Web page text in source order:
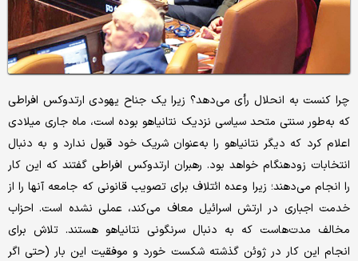
چرا کنست به انحلال رأی می‌دهد؟ زیرا یک جناح یهودی ارتدوکس افراطی
که به‌طور سنتی متحد سیاسی نزدیک نتانیاهو بوده است، ماه جاری میلادی
اعلام کرد که دیگر نتانیاهو را به‌عنوان شریک خود قبول ندارد و به دنبال
انتخابات زودهنگام خواهد بود. رهبران ارتدوکس افراطی گفتند که این کار
را انجام می‌دهند؛ زیرا وعده ائتلاف برای تصویب قانونی که جامعه آنها را از
خدمت اجباری در ارتش اسرائیل معاف می‌کند، عملی نشده است. احزاب
مخالف مدت‌هاست که به دنبال سرنگونی نتانیاهو هستند. تلاش برای
انجام این کار در ژوئن گذشته شکست خورد و موفقیت این بار (حتی اگر